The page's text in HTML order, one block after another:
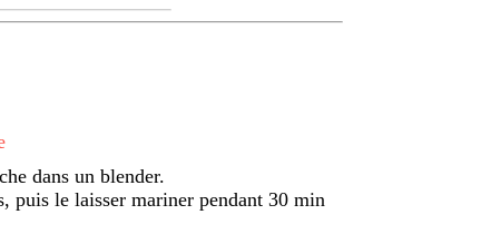
dans un blender.
puis le laisser mariner pendant 30 min